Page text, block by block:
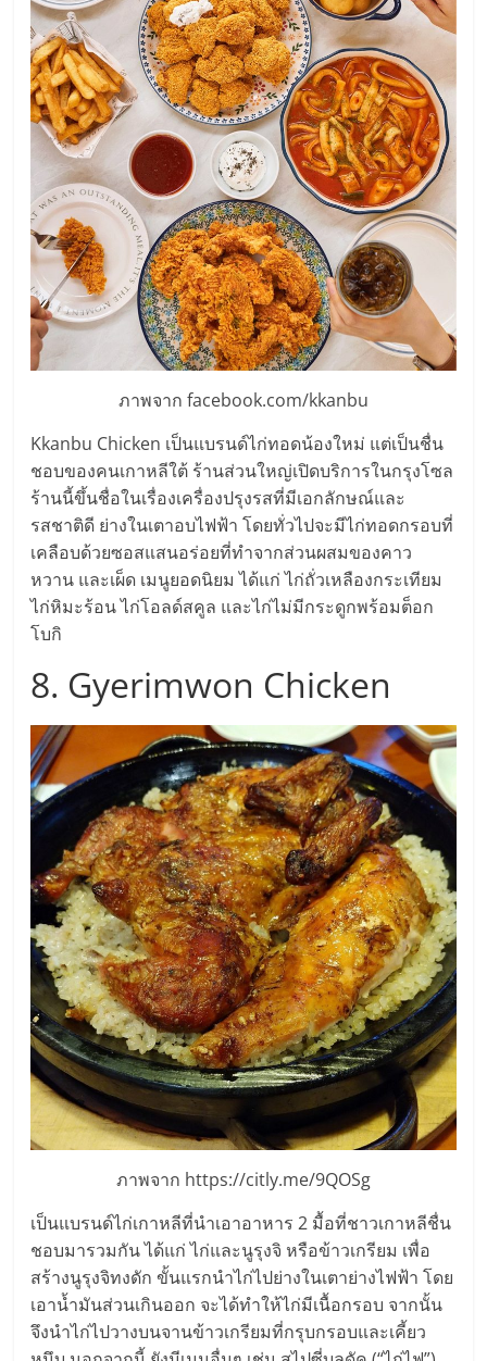
ภาพจาก facebook.com/kkanbu
Kkanbu Chicken เป็นแบรนด์ไก่ทอดน้องใหม่ แต่เป็นชื่น
ชอบของคนเกาหลีใต้ ร้านส่วนใหญ่เปิดบริการในกรุงโซล
ร้านนี้ขึ้นชื่อในเรื่องเครื่องปรุงรสที่มีเอกลักษณ์และ
รสชาติดี ย่างในเตาอบไฟฟ้า โดยทั่วไปจะมีไก่ทอดกรอบที่
เคลือบด้วยซอสแสนอร่อยที่ทำจากส่วนผสมของคาว
หวาน และเผ็ด เมนูยอดนิยม ได้แก่ ไก่ถั่วเหลืองกระเทียม
ไก่หิมะร้อน ไก่โอลด์สคูล และไก่ไม่มีกระดูกพร้อมต็อก
โบกิ
8. Gyerimwon Chicken
ภาพจาก https://citly.me/9QOSg
เป็นแบรนด์ไก่เกาหลีที่นำเอาอาหาร 2 มื้อที่ชาวเกาหลีชื่น
ชอบมารวมกัน ได้แก่ ไก่และนูรุงจิ หรือข้าวเกรียม เพื่อ
สร้างนูรุงจิทงดัก ขั้นแรกนำไก่ไปย่างในเตาย่างไฟฟ้า โดย
เอาน้ำมันส่วนเกินออก จะได้ทำให้ไก่มีเนื้อกรอบ จากนั้น
จึงนำไก่ไปวางบนจานข้าวเกรียมที่กรุบกรอบและเคี้ยว